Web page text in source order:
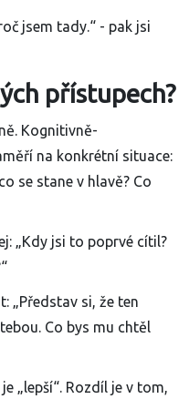
jsem tady.“ - pak jsi
přístupech?
Kognitivně-
na konkrétní situace:
se stane v hlavě? Co
„Kdy jsi to poprvé cítil?
„Představ si, že ten
Co bys mu chtěl
„lepší“. Rozdíl je v tom,